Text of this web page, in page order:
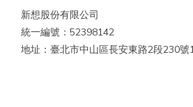
新想股份有限公司
統一編號：52398142
地址：臺北市中山區長安東路2段230號